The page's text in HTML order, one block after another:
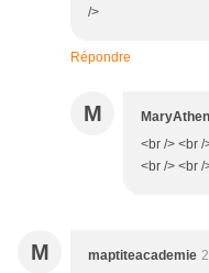
/>
Répondre
M
<br /> <br /
<br /> <br /
M maptiteacademie